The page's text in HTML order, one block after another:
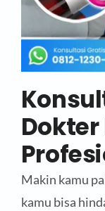
Makin kamu
kamu bisa